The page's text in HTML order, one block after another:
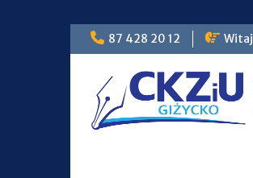
Skip
87 428 20 12 Witaj